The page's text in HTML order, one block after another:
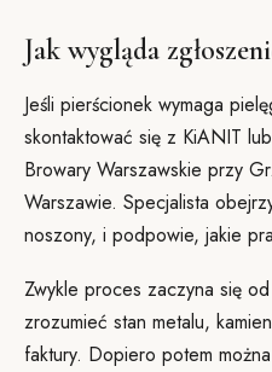
Jak wygląda
Jeśli pierścionek wymaga
skontaktować się z KiANIT
Browary Warszawskie przy
Warszawie. Specjalista
noszony, i podpowie, jakie
Zwykle proces zaczyna się
zrozumieć stan metalu,
faktury. Dopiero potem